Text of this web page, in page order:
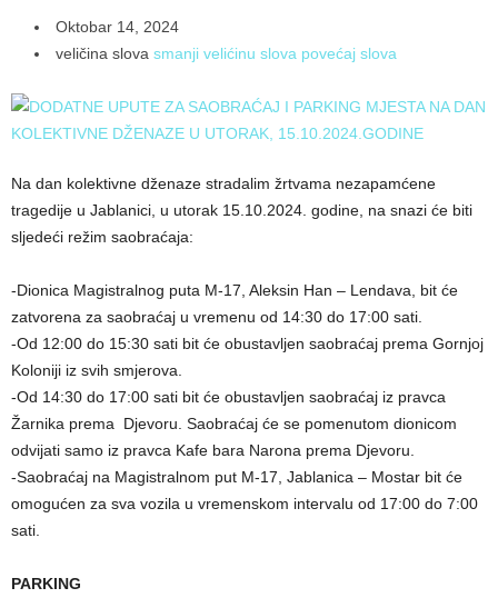
Oktobar 14, 2024
veličina slova smanji velićinu slova povećaj slova
Na dan kolektivne dženaze stradalim žrtvama nezapamćene
tragedije u Jablanici, u utorak 15.10.2024. godine, na snazi će biti
sljedeći režim saobraćaja:
-Dionica Magistralnog puta M-17, Aleksin Han – Lendava, bit će
zatvorena za saobraćaj u vremenu od 14:30 do 17:00 sati.
-Od 12:00 do 15:30 sati bit će obustavljen saobraćaj prema Gornjoj
Koloniji iz svih smjerova.
-Od 14:30 do 17:00 sati bit će obustavljen saobraćaj iz pravca
Žarnika prema Djevoru. Saobraćaj će se pomenutom dionicom
odvijati samo iz pravca Kafe bara Narona prema Djevoru.
-Saobraćaj na Magistralnom put M-17, Jablanica – Mostar bit će
omogućen za sva vozila u vremenskom intervalu od 17:00 do 7:00
sati.
PARKING